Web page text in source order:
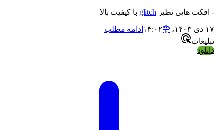
- افکت هایی نظیر glitch با کیفیت بالا
۱۷ دی ۱۴۰۳،‏ ۱۴:۰۲
ادامه مطلب
تبلیغات
دانلود